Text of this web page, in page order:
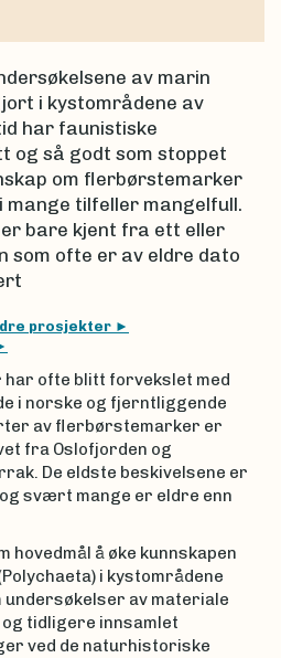
av marin
i kystområdene av
har faunistiske
og så godt som stoppet
om flerbørstemarker
tilfeller mangelfull.
bare kjent fra ett eller
som ofte er av eldre dato
prosjekter
ofte blitt forvekslet med
i norske og fjerntliggende
av flerbørstemarker er
fra Oslofjorden og
De eldste beskivelsene er
svært mange er eldre enn
hovedmål å øke kunnskapen
i kystområdene
undersøkelser av materiale
tidligere innsamlet
ved de naturhistoriske